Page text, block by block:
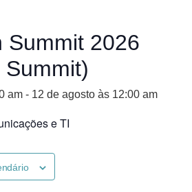
Summit 2026
am - 12 de agosto às 12:00 am
e TI